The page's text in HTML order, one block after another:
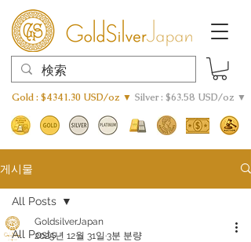
Gold : $4341.30 USD/oz ▼ Silver : $63.58 USD/oz ▼
게시물
All Posts
All Posts
GoldsilverJapan
2025년 12월 31일 3분 분량